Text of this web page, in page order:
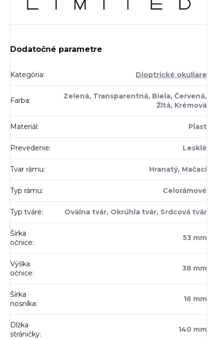
Dodatočné parametre
Kategória: Dioptrické okuliare
Farba:
Zelená, Transparentná, Biela, Červená,
Žltá, Krémová
Materiál: Plast
Prevedenie: Lesklé
Tvar rámu: Hranatý, Mačací
Typ rámu: Celorámové
Typ tváre: Oválna tvár, Okrúhla tvár, Srdcová tvár
Šírka
očnice:
53 mm
Výška
očnice:
38 mm
Šírka
nosníka:
16 mm
Dlžka
stráničky:
140 mm